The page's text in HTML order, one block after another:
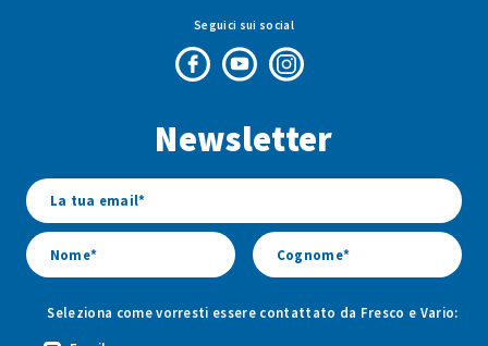
Seguici sui social
di
di
di
Newsletter
Seleziona come vorresti essere contattato da Fresco e Vario: